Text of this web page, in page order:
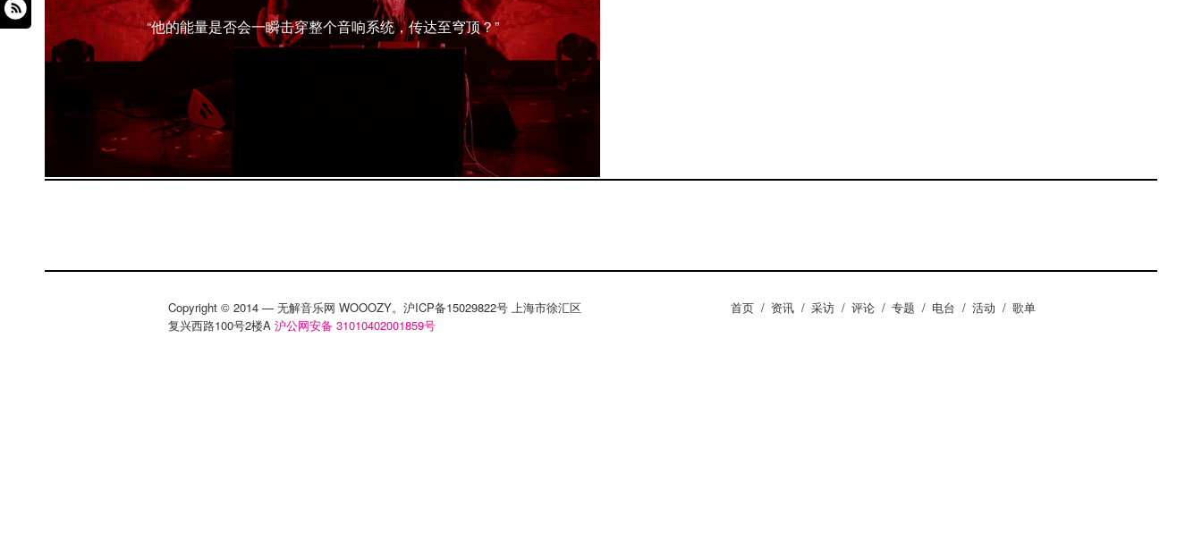
“他的能量是否会一瞬击穿整个音响系统，传达至穹顶？”
Copyright © 2014 — 无解音乐网 WOOOZY。沪ICP备15029822号 上海市徐汇区
复兴西路100号2楼A 沪公网安备 31010402001859号
首页 / 资讯 / 采访 / 评论 / 专题 / 电台 / 活动 / 歌单